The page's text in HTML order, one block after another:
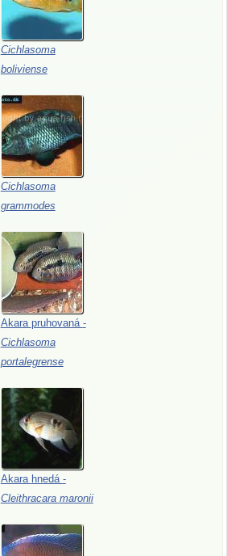
Cichlasoma
boliviense
Cichlasoma
grammodes
Akara pruhovaná -
Cichlasoma
portalegrense
Akara hnedá -
Cleithracara maronii